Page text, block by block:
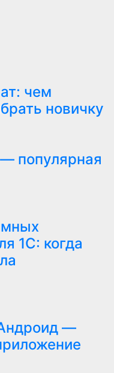
чем
новичку
популярная
1С: когда
—